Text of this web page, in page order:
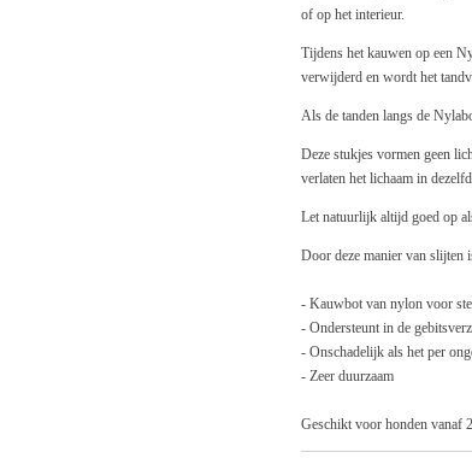
of op het interieur.
Tijdens het kauwen op een
verwijderd en wordt het
Als de tanden langs de
Deze stukjes vormen geen
verlaten het lichaam in
Let natuurlijk altijd goed op
Door deze manier van slijten
- Kauwbot van nylon voor
- Ondersteunt in de
- Onschadelijk als het per
- Zeer duurzaam
Geschikt voor honden vanaf